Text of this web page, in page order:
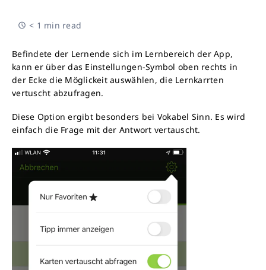
< 1 min read
Befindete der Lernende sich im Lernbereich der App,
kann er über das Einstellungen-Symbol oben rechts in
der Ecke die Möglickeit auswählen, die Lernkarrten
vertuscht abzufragen.
Diese Option ergibt besonders bei Vokabel Sinn. Es wird
einfach die Frage mit der Antwort vertauscht.